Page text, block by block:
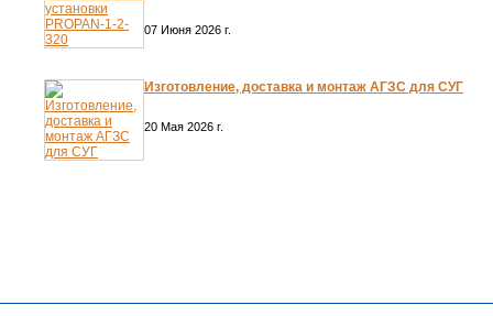
07 Июня 2026 г.
Изготовление, доставка и монтаж АГЗС для СУГ
20 Мая 2026 г.